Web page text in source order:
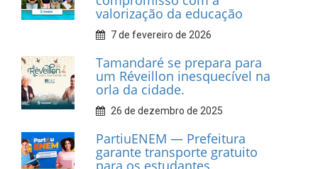
Car Service
10 de fevereiro de 2026
Dia do Frevo: patrimônio
cultural em movimento
9 de fevereiro de 2026
Prefeitura de Tamandaré
fortalece apoio aos
catadores de materiais
recicláveis